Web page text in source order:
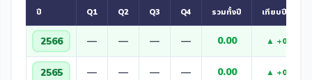
ปี Q1 Q2 Q3 Q4 รวมทั้งปี เทียบปีก่อน
2566 — — — — 0.00 ▲ +0.00
2565 — — — — 0.00 ▲ +0.00